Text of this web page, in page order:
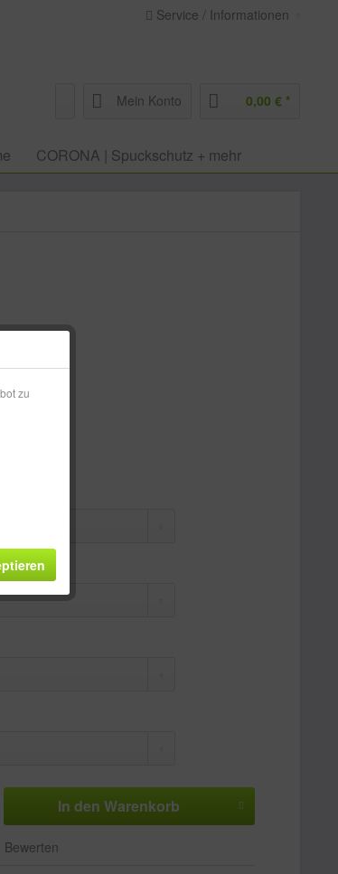
Service / Informationen
Mein Konto 0,00 € *
CORONA | Spuckschutz + mehr
In den Warenkorb
Bewerten
zu